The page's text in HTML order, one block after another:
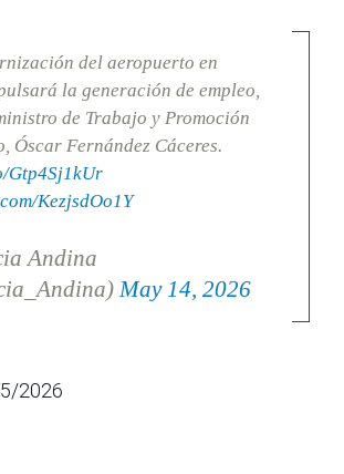
del aeropuerto en
la generación de empleo,
de Trabajo y Promoción
Óscar Fernández Cáceres.
Gtp4Sj1kUr
KezjsdOo1Y
Andina
May 14, 2026
2026